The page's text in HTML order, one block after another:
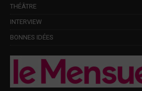
THÉÂTRE
INTERVIEW
BONNES IDÉES